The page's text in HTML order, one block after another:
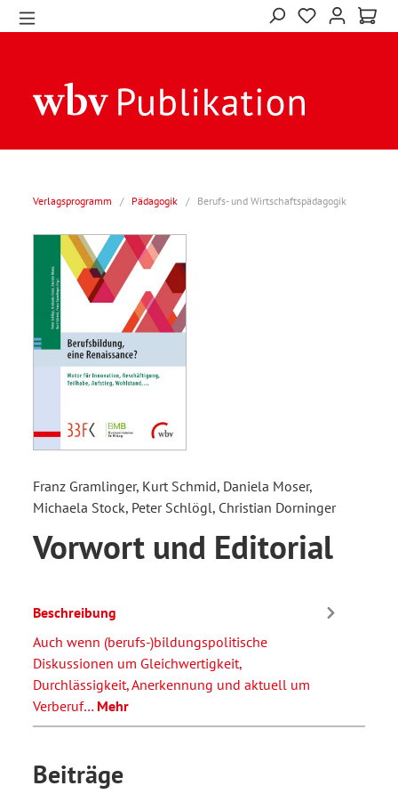
Verlagsprogramm / Pädagogik / Berufs- und Wirtschaftspädagogik
Franz Gramlinger, Kurt Schmid, Daniela Moser,
Michaela Stock, Peter Schlögl, Christian Dorninger
Vorwort und Editorial
Beschreibung
Auch wenn (berufs-)bildungspolitische
Diskussionen um Gleichwertigkeit,
Durchlässigkeit, Anerkennung und aktuell um
Verberuf… Mehr
Beiträge